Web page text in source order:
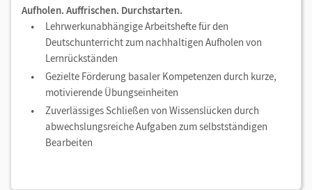
Aufholen. Auffrischen. Durchstarten.
Lehrwerkunabhängige Arbeitshefte für den
Deutschunterricht zum nachhaltigen Aufholen von
Lernrückständen
Gezielte Förderung basaler Kompetenzen durch kurze,
motivierende Übungseinheiten
Zuverlässiges Schließen von Wissenslücken durch
abwechslungsreiche Aufgaben zum selbstständigen
Bearbeiten